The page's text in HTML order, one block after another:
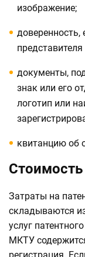
изображение;
доверенность,
документы,
знак или его
логотип или
квитанцию об
Затраты на
складываются
услуг
МКТУ